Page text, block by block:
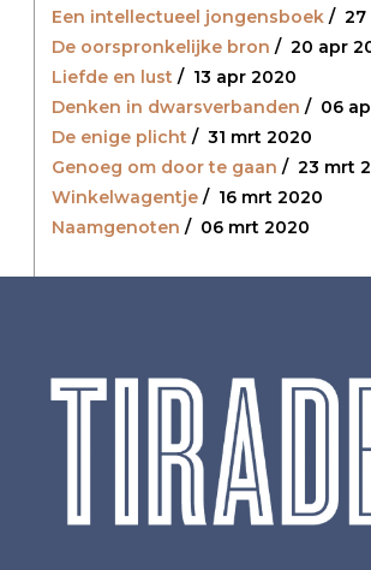
Een intellectueel jongensboek / 27
De oorspronkelijke bron / 20 apr
Liefde en lust / 13 apr 2020
Denken in dwarsverbanden / 06
De enige plicht / 31 mrt 2020
Genoeg om door te gaan / 23 mrt
Winkelwagentje / 16 mrt 2020
Naamgenoten / 06 mrt 2020